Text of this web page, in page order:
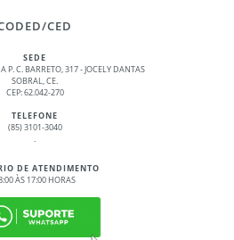
CED
SEDE
P. C. BARRETO, 317 - JOCELY DANTAS
SOBRAL, CE.
CEP: 62.042-270
TELEFONE
(85) 3101-3040
DE ATENDIMENTO
ÀS 17:00 HORAS